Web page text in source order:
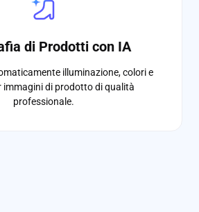
di Prodotti con IA
illuminazione, colori e
immagini di prodotto di qualità
professionale.